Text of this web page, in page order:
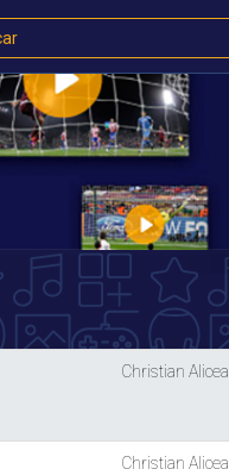
Christian Alicea
Christian Alicea